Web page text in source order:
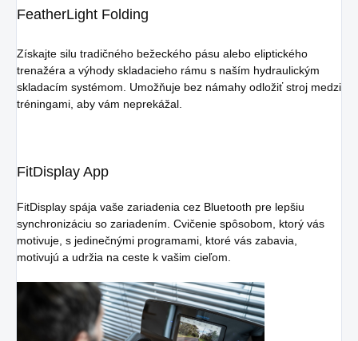
FeatherLight Folding
Získajte silu tradičného bežeckého pásu alebo eliptického
trenažéra a výhody skladacieho rámu s naším hydraulickým
skladacím systémom. Umožňuje bez námahy odložiť stroj medzi
tréningami, aby vám neprekážal.
FitDisplay App
FitDisplay spája vaše zariadenia cez Bluetooth pre lepšiu
synchronizáciu so zariadením. Cvičenie spôsobom, ktorý vás
motivuje, s jedinečnými programami, ktoré vás zabavia,
motivujú a udržia na ceste k vašim cieľom.